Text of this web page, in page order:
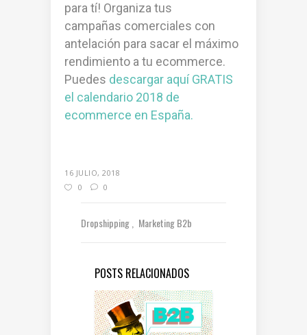
para tí! Organiza tus
campañas comerciales con
antelación para sacar el máximo
rendimiento a tu ecommerce.
Puedes descargar aquí GRATIS
el calendario 2018 de
ecommerce en España.
16 JULIO, 2018
0
0
Dropshipping Marketing B2b
POSTS RELACIONADOS